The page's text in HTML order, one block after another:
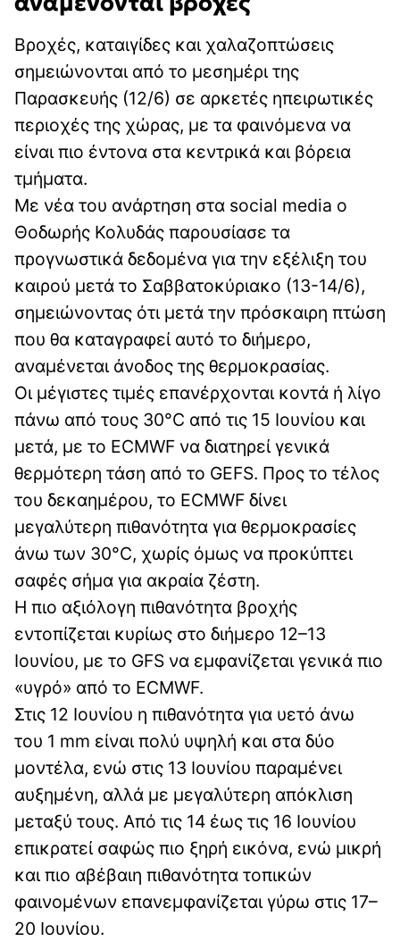
Βροχές, καταιγίδες και χαλαζοπτώσεις
σημειώνονται από το μεσημέρι της
Παρασκευής (12/6) σε αρκετές ηπειρωτικές
περιοχές της χώρας, με τα φαινόμενα να
είναι πιο έντονα στα κεντρικά και βόρεια
τμήματα.
Με νέα του ανάρτηση στα social media ο
Θοδωρής Κολυδάς παρουσίασε τα
προγνωστικά δεδομένα για την εξέλιξη του
καιρού μετά το Σαββατοκύριακο (13-14/6),
σημειώνοντας ότι μετά την πρόσκαιρη πτώση
που θα καταγραφεί αυτό το διήμερο,
αναμένεται άνοδος της θερμοκρασίας.
Οι μέγιστες τιμές επανέρχονται κοντά ή λίγο
πάνω από τους 30°C από τις 15 Ιουνίου και
μετά, με το ECMWF να διατηρεί γενικά
θερμότερη τάση από το GEFS. Προς το τέλος
του δεκαημέρου, το ECMWF δίνει
μεγαλύτερη πιθανότητα για θερμοκρασίες
άνω των 30°C, χωρίς όμως να προκύπτει
σαφές σήμα για ακραία ζέστη.
Η πιο αξιόλογη πιθανότητα βροχής
εντοπίζεται κυρίως στο διήμερο 12–13
Ιουνίου, με το GFS να εμφανίζεται γενικά πιο
«υγρό» από το ECMWF.
Στις 12 Ιουνίου η πιθανότητα για υετό άνω
του 1 mm είναι πολύ υψηλή και στα δύο
μοντέλα, ενώ στις 13 Ιουνίου παραμένει
αυξημένη, αλλά με μεγαλύτερη απόκλιση
μεταξύ τους. Από τις 14 έως τις 16 Ιουνίου
επικρατεί σαφώς πιο ξηρή εικόνα, ενώ μικρή
και πιο αβέβαιη πιθανότητα τοπικών
φαινομένων επανεμφανίζεται γύρω στις 17–
20 Ιουνίου.